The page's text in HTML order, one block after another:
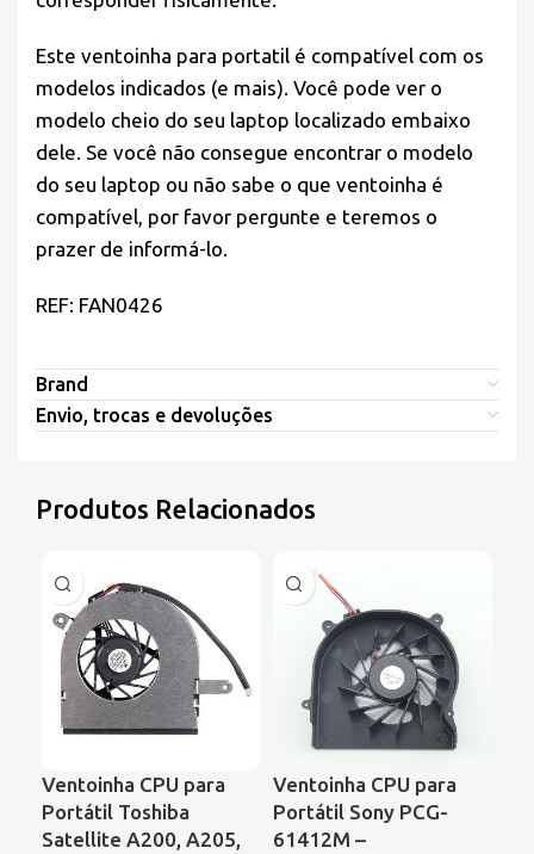
Este ventoinha para portatil é compatível com os
modelos indicados (e mais). Você pode ver o
modelo cheio do seu laptop localizado embaixo
dele. Se você não consegue encontrar o modelo
do seu laptop ou não sabe o que ventoinha é
compatível, por favor pergunte e teremos o
prazer de informá-lo.
REF: FAN0426
Brand
Envio, trocas e devoluções
Produtos Relacionados
Ventoinha CPU para
Portátil Toshiba
Satellite A200, A205,
Ventoinha CPU para
Portátil Sony PCG-
61412M –